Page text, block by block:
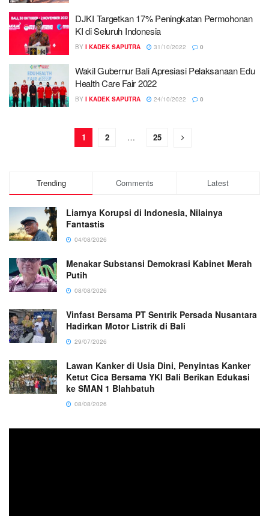
DJKI Targetkan 17% Peningkatan Permohonan
KI di Seluruh Indonesia
BY I KADEK SAPUTRA 31/10/2022 0
Wakil Gubernur Bali Apresiasi Pelaksanaan Edu
Health Care Fair 2022
BY I KADEK SAPUTRA 24/10/2022 0
1 2 … 25
Trending Comments Latest
Liarnya Korupsi di Indonesia, Nilainya
Fantastis
04/08/2026
Menakar Substansi Demokrasi Kabinet Merah
Putih
08/08/2026
Vinfast Bersama PT Sentrik Persada Nusantara
Hadirkan Motor Listrik di Bali
29/07/2026
Lawan Kanker di Usia Dini, Penyintas Kanker
Ketut Cica Bersama YKI Bali Berikan Edukasi
ke SMAN 1 Blahbatuh
08/08/2026